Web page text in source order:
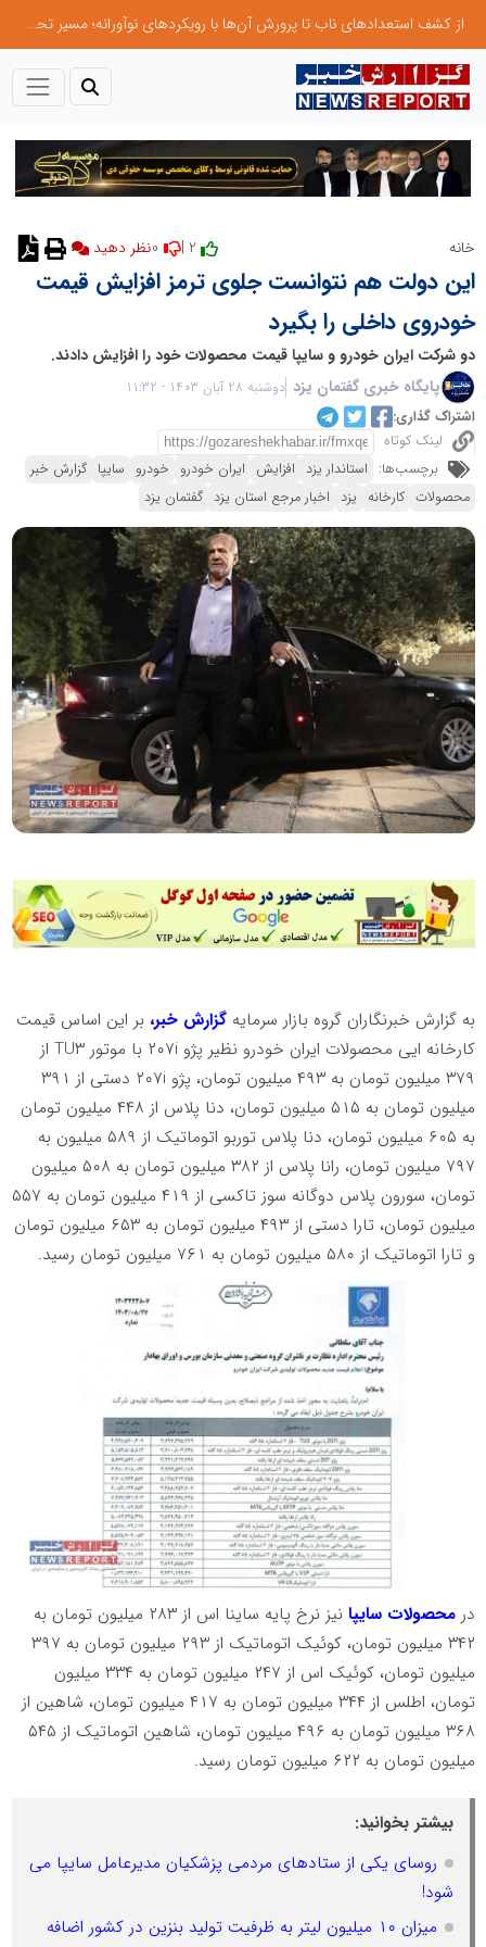
از کشف استعدادهای ناب تا پرورش آن‌ها با رویکردهای نوآورانه؛ مسیر تحول‌آفرین شنای ایران در سطح جهانی
خانه نظر دهید
این دولت هم نتوانست جلوی ترمز افزایش قیمت
خودروی داخلی را بگیرد
دو شرکت ایران خودرو و سایپا قیمت محصولات خود را افزایش دادند.
پایگاه خبری گفتمان یزد دوشنبه 28 آبان 1403 - 11:32
اشتراک گذاری:
لینک کوتاه
برچسب‌ها: استاندار یزد افزایش ایران خودرو خودرو سایپا گزارش خبر
محصولات کارخانه یزد اخبار مرجع استان یزد گفتمان یزد
به گزارش خبرنگاران گروه بازار سرمایهگزارش خبر، بر این اساس قیمت
کارخانه ایی محصولات ایران خودرو نظیر پژو ۲۰۷i با موتور TU۳ از
۳۷۹ میلیون تومان به ۴۹۳ میلیون تومان، پژو ۲۰۷i دستی از ۳۹۱
میلیون تومان به ۵۱۵ میلیون تومان، دنا پلاس از ۴۴۸ میلیون تومان
به ۶۰۵ میلیون تومان، دنا پلاس توربو اتوماتیک از ۵۸۹ میلیون به
۷۹۷ میلیون تومان، رانا پلاس از ۳۸۲ میلیون تومان به ۵۰۸ میلیون
تومان، سورون پلاس دوگانه سوز تاکسی از ۴۱۹ میلیون تومان به ۵۵۷
میلیون تومان، تارا دستی از ۴۹۳ میلیون تومان به ۶۵۳ میلیون تومان
و تارا اتوماتیک از ۵۸۰ میلیون تومان به ۷۶۱ میلیون تومان رسید.
در محصولات سایپا
نیز نرخ پایه ساینا اس از ۲۸۳ میلیون تومان به
۳۴۲ میلیون تومان، کوئیک اتوماتیک از ۲۹۳ میلیون تومان به ۳۹۷
میلیون تومان، کوئیک اس از ۲۴۷ میلیون تومان به ۳۳۴ میلیون
تومان، اطلس از ۳۴۴ میلیون تومان به ۴۱۷ میلیون تومان، شاهین از
۳۶۸ میلیون تومان به ۴۹۶ میلیون تومان، شاهین اتوماتیک از ۵۴۵
میلیون تومان به ۶۲۲ میلیون تومان رسید.
بیشتر بخوانید:
روسای یکی از ستادهای مردمی پزشکیان مدیرعامل سایپا می
شود!
میزان ۱۰ میلیون لیتر به ظرفیت تولید بنزین در کشور اضافه